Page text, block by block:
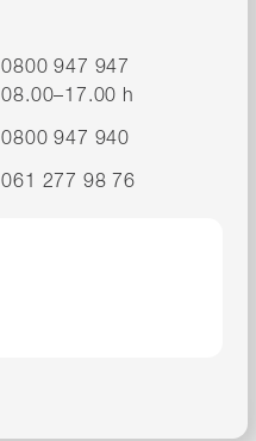
0800 947 947
08.00–17.00 h
0800 947 940
061 277 98 76